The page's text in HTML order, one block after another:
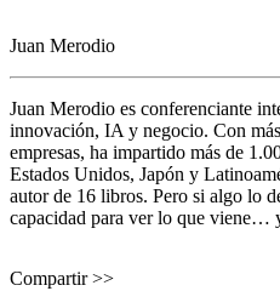
Juan Merodio
Juan Merodio es conferenciante
innovación, IA y negocio. Con
empresas, ha impartido más de
Estados Unidos, Japón y
autor de 16 libros. Pero si algo lo
capacidad para ver lo que viene…
Compartir >>